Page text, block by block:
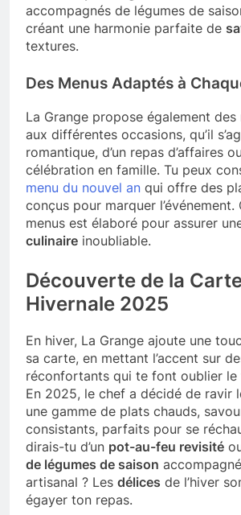
accompagnés de légumes de
créant une harmonie parfaite de
textures.
Des Menus Adaptés à
La Grange propose également des
aux différentes occasions, qu’il
romantique, d’un repas d’affaires
célébration en famille. Tu peux
menu du nouvel an qui offre des
conçus pour marquer l’événement.
menus est élaboré pour assurer
culinaire inoubliable.
Découverte de la
Hivernale 2025
En hiver, La Grange ajoute une
sa carte, en mettant l’accent sur
réconfortants qui te font oublier le
En 2025, le chef a décidé de ravir
une gamme de plats chauds,
consistants, parfaits pour se
dirais-tu d’un pot-au-feu revisité
de légumes de saison
artisanal ? Les délices de l’hiver
égayer ton repas.